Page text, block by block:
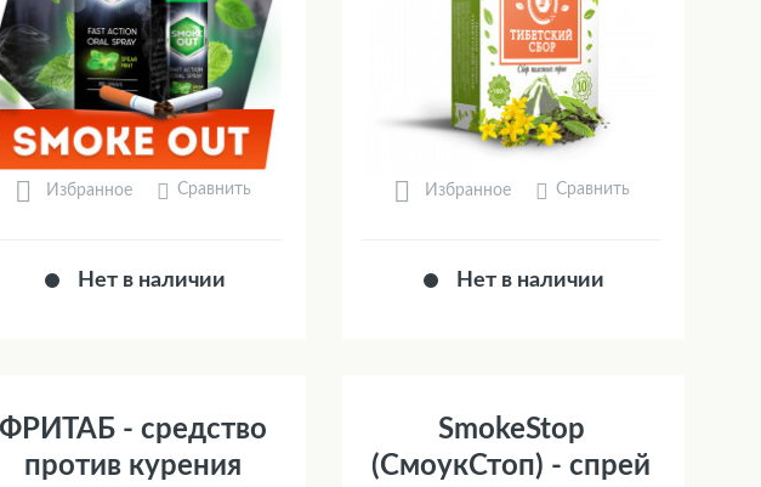
Избранное Сравнить
Нет в наличии
Избранное Сравнить
Нет в наличии
ФРИТАБ - средство
против курения
SmokeStop
(СмоукСтоп) - спрей